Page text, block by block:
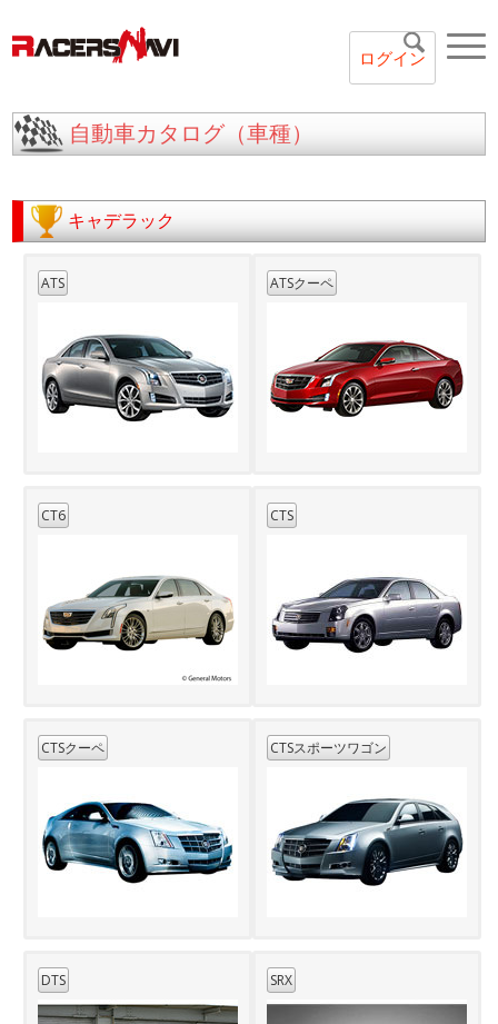
ログイン
自動車カタログ（車種）
キャデラック
ATS ATSクーペ
CT6 CTS
CTSクーペ CTSスポーツワゴン
DTS SRX